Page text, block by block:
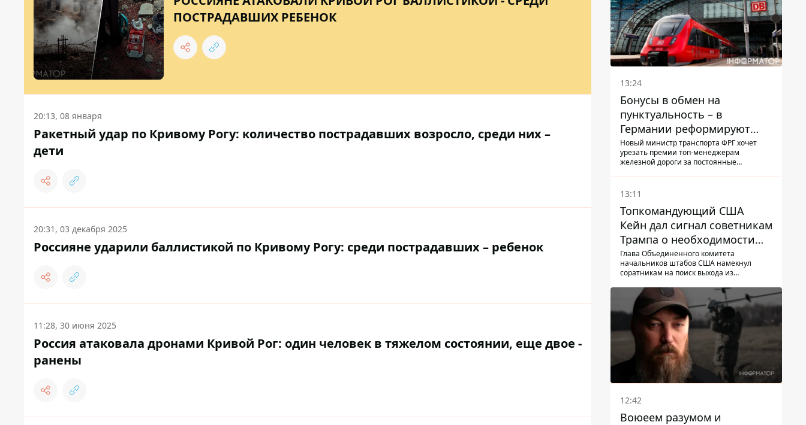
ПОСТРАДАВШИХ РЕБЕНОК
20:13, 08 января
Ракетный удар по Кривому Рогу: количество пострадавших возросло, среди них –
дети
20:31, 03 декабря 2025
Россияне ударили баллистикой по Кривому Рогу: среди пострадавших – ребенок
11:28, 30 июня 2025
Россия атаковала дронами Кривой Рог: один человек в тяжелом состоянии, еще двое -
ранены
13:24
Бонусы в обмен на
пунктуальность – в
Германии реформируют
премирование руководства
Deutsche Bahn
Новый министр транспорта ФРГ хочет
урезать премии топ-менеджерам
железной дороги за постоянные
13:11
Топкомандующий США
Кейн дал сигнал советникам
Трампа о необходимости
заканчивать войну с
Ираном – СМИ
Глава Объединенного комитета
начальников штабов США намекнул
соратникам на поиск выхода из
12:42
Воюеем разумом и